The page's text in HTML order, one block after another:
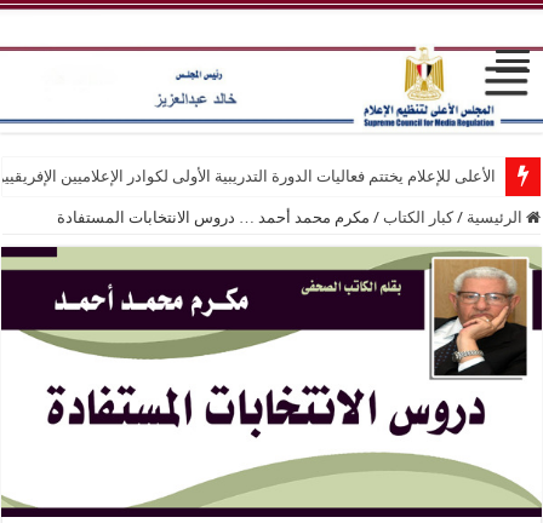
الأعلى للإعلام يختتم فعاليات الدورة التدريبية الأولى لكوادر الإعلاميين
الرئيسية / كبار الكتاب / مكرم محمد أحمد … دروس الانتخابات المستفادة